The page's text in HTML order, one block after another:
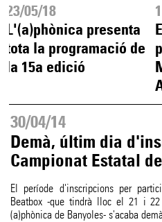
23/05/18
L'(a)phònica presenta
tota la programació de
la 15a edició
30/04/14
Demà, últim dia
Campionat Estatal
El període d'inscripcions per
Beatbox -que tindrà lloc el 21 i
(a)phònica de Banyoles- s'acaba